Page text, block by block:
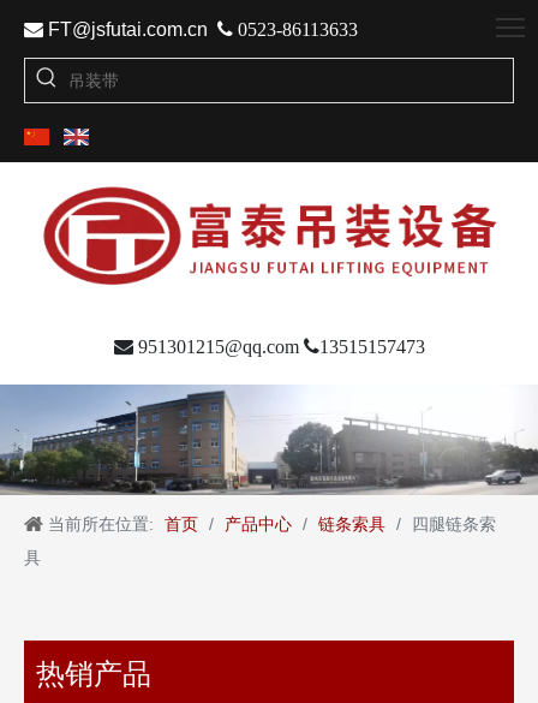
 FT@jsfutai.com.cn  0523-86113633
951301215@qq.com 13515157473
当前所在位置: 首页 / 产品中心 / 链条索具 /
四腿链条索
具
热销产品